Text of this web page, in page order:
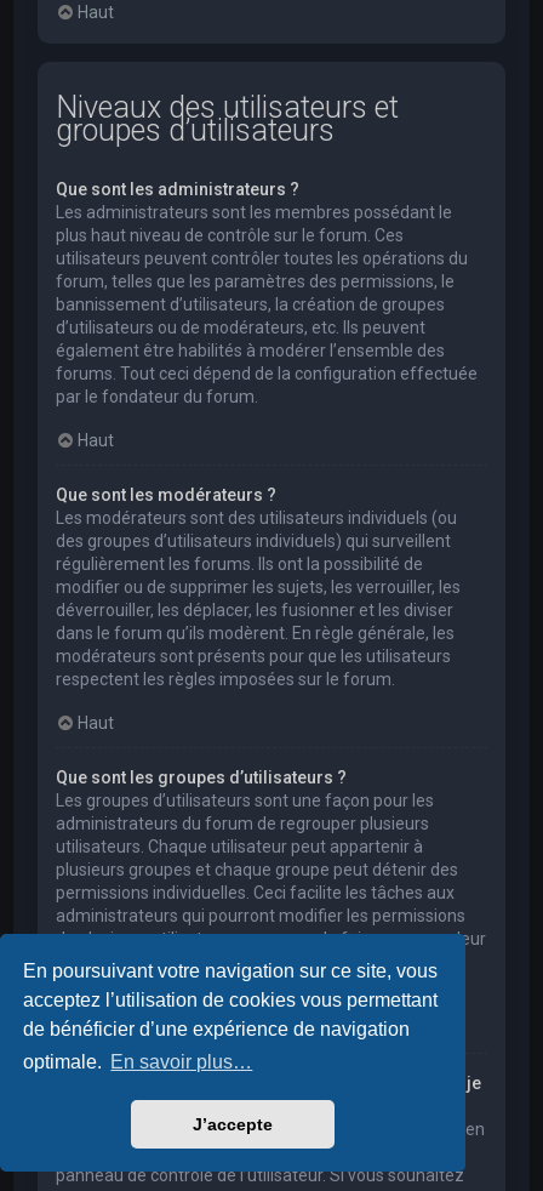
En poursuivant votre navigation sur ce site, vous
acceptez l’utilisation de cookies vous permettant
de bénéficier d’une expérience de navigation
optimale. En savoir plus…
J’accepte
Haut
Niveaux des utilisateurs et
groupes d’utilisateurs
Que sont les administrateurs ?
Les administrateurs sont les membres possédant le
plus haut niveau de contrôle sur le forum. Ces
utilisateurs peuvent contrôler toutes les opérations du
forum, telles que les paramètres des permissions, le
bannissement d’utilisateurs, la création de groupes
d’utilisateurs ou de modérateurs, etc. Ils peuvent
également être habilités à modérer l’ensemble des
forums. Tout ceci dépend de la configuration effectuée
par le fondateur du forum.
Haut
Que sont les modérateurs ?
Les modérateurs sont des utilisateurs individuels (ou
des groupes d’utilisateurs individuels) qui surveillent
régulièrement les forums. Ils ont la possibilité de
modifier ou de supprimer les sujets, les verrouiller, les
déverrouiller, les déplacer, les fusionner et les diviser
dans le forum qu’ils modèrent. En règle générale, les
modérateurs sont présents pour que les utilisateurs
respectent les règles imposées sur le forum.
Haut
Que sont les groupes d’utilisateurs ?
Les groupes d’utilisateurs sont une façon pour les
administrateurs du forum de regrouper plusieurs
utilisateurs. Chaque utilisateur peut appartenir à
plusieurs groupes et chaque groupe peut détenir des
permissions individuelles. Ceci facilite les tâches aux
administrateurs qui pourront modifier les permissions
de plusieurs utilisateurs en une seule fois, ou encore leur
accorder des pouvoirs de modération, ou bien leur
donner accès à un forum privé.
Haut
Où sont les groupes d’utilisateurs et comment puis-je
en rejoindre un ?
Vous pouvez consulter tous les groupes d’utilisateurs en
cliquant sur le lien « Groupes d’utilisateurs » depuis le
panneau de contrôle de l’utilisateur. Si vous souhaitez